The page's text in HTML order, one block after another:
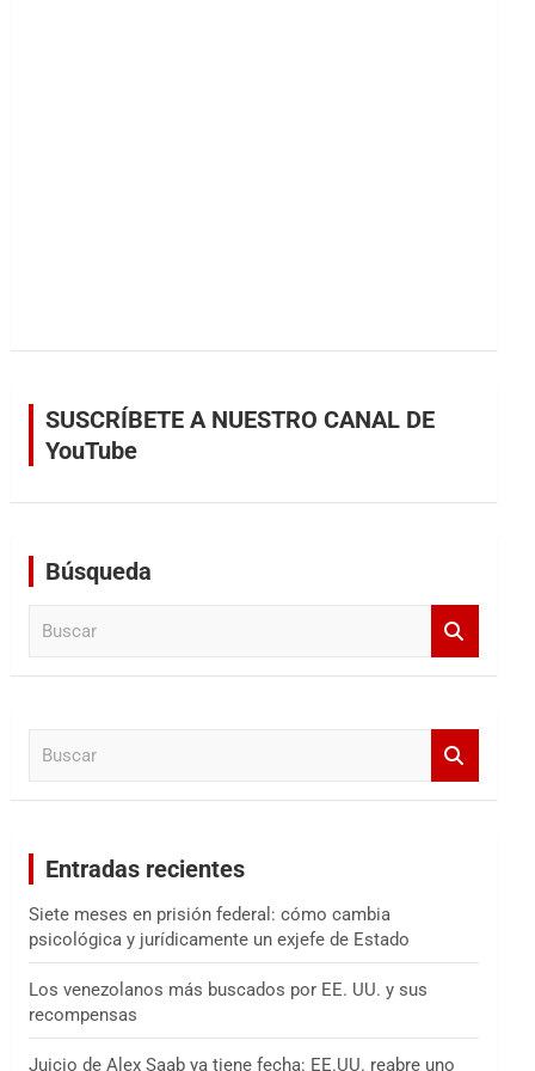
SUSCRÍBETE A NUESTRO CANAL DE
YouTube
Búsqueda
Entradas recientes
Siete meses en prisión federal: cómo cambia
psicológica y jurídicamente un exjefe de Estado
Los venezolanos más buscados por EE. UU. y sus
recompensas
Juicio de Alex Saab ya tiene fecha: EE.UU. reabre uno